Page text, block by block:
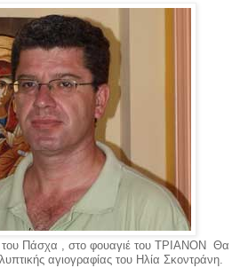
του Πάσχα , στο φουαγιέ του ΤΡΙΑΝΟΝ
Θα
αγιογραφίας του Ηλία Σκοντράνη.